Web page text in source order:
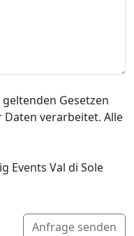
Gesetzen
verarbeitet. Alle
Events Val di Sole
Anfrage senden